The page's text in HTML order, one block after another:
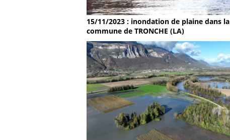
15/11/2023 : inondation de plaine dans la
commune de TRONCHE (LA)